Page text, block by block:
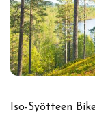
Iso-Syötteen